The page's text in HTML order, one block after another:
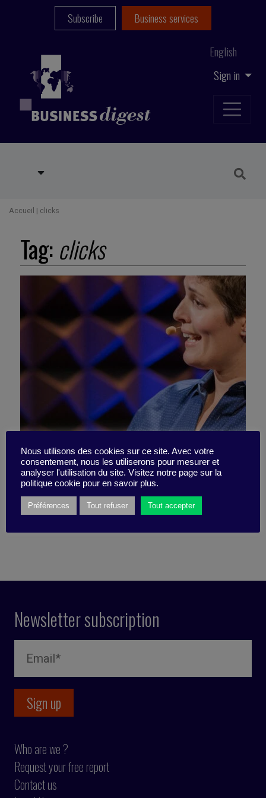
Sign in
English
Subscribe Business services
Accueil | clicks
Tag: clicks
The Business of Outrage
13 January 2025
Newsletter subscription
Who are we ?
Request your free report
Contact us
Nous utilisons des cookies sur ce site. Avec votre
consentement, nous les utiliserons pour mesurer et
analyser l'utilisation du site. Visitez notre page sur la
politique cookie pour en savoir plus.
Préférences Tout refuser Tout accepter